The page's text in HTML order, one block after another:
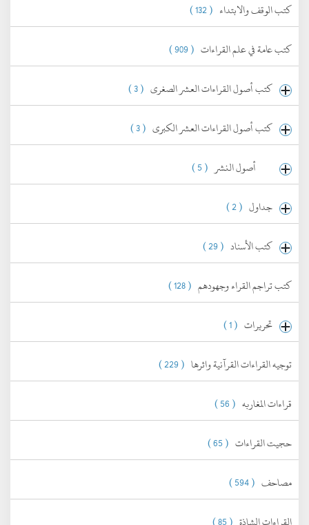
كتب الوقف والابتداء ( 132 )
كتب عامة في علم القراءات ( 909 )
كتب أصول القراءات العشر الصغرى ( 3 )
كتب أصول القراءات العشر الكبرى ( 3 )
أصول النشر ( 5 )
جداول ( 2 )
كتب الأسناد ( 29 )
كتب تراجم القراء وجهودهم ( 128 )
تحريرات ( 1 )
توجيه القراءات القرآنية واثرها ( 229 )
قراءات المغاربه ( 56 )
حجيت القراءات ( 65 )
مصاحف ( 594 )